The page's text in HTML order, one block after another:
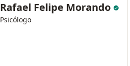
Rafael Felipe Morando
Psicólogo